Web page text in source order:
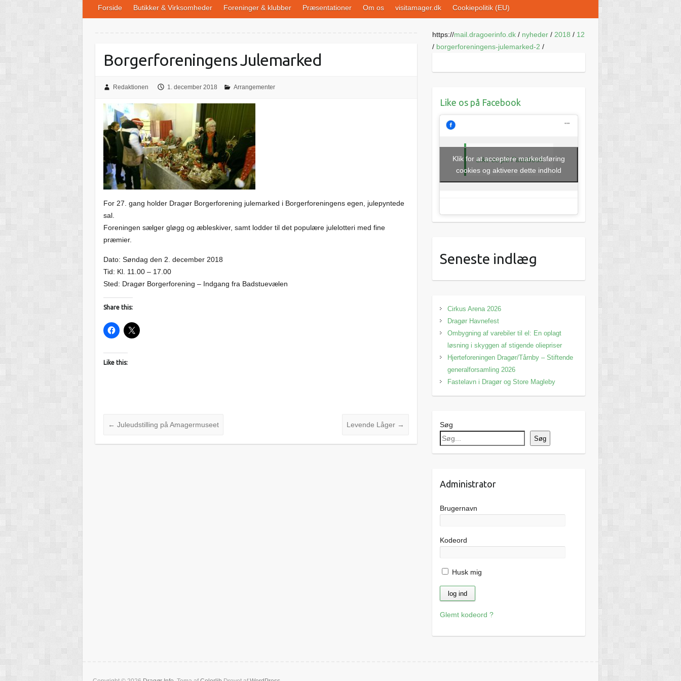
Forside Butikker & Virksomheder Foreninger & klubber Præsentationer Om os visitamager.dk Cookiepolitik (EU)
Borgerforeningens Julemarked
Redaktionen 1. december 2018 Arrangementer
For 27. gang holder Dragør Borgerforening julemarked i Borgerforeningens egen, julepyntede
sal.
Foreningen sælger gløgg og æbleskiver, samt lodder til det populære julelotteri med fine
præmier.
Dato: Søndag den 2. december 2018
Tid: Kl. 11.00 – 17.00
Sted: Dragør Borgerforening – Indgang fra Badstuevælen
Share this:
Like this:
← Juleudstilling på Amagermuseet Levende Låger →
https://mail.dragoerinfo.dk/ nyheder/ 2018 / 12
/ borgerforeningens-julemarked-2 /
Like os på Facebook
Like os på Facebook
Klik for at acceptere markedsføring
cookies og aktivere dette indhold
Seneste indlæg
Cirkus Arena 2026
Dragør Havnefest
Ombygning af varebiler til el: En oplagt
løsning i skyggen af stigende oliepriser
Hjerteforeningen Dragør/Tårnby – Stiftende
generalforsamling 2026
Fastelavn i Dragør og Store Magleby
Søg
Søg
Administrator
Brugernavn
Kodeord
Husk mig
Glemt kodeord ?